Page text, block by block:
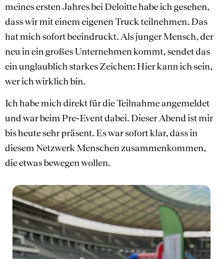
meines ersten Jahres bei Deloitte habe ich gesehen,
dass wir mit einem eigenen Truck teilnehmen. Das
hat mich sofort beeindruckt. Als junger Mensch, der
neu in ein großes Unternehmen kommt, sendet das
ein unglaublich starkes Zeichen: Hier kann ich sein,
wer ich wirklich bin.
Ich habe mich direkt für die Teilnahme angemeldet
und war beim Pre‑Event dabei. Dieser Abend ist mir
bis heute sehr präsent. Es war sofort klar, dass in
diesem Netzwerk Menschen zusammenkommen,
die etwas bewegen wollen.